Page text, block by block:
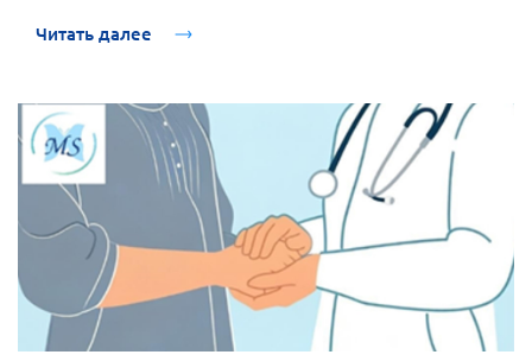
Исследования, аналитика, мнения
"Рассеянный склероз. XX лет работы
ОООИБРС" (25-29.08.2020)
Всероссийская конференция-тренинг
"Рассеянный склероз: новые реалии" (26-
29.05.2022)
Общероссийская РС
Читать далее